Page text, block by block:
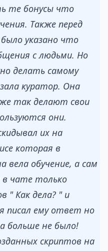
те бонусы что
Также перед
указано что
с людьми. Но
делать самому
куратор. Она
так делают свои
они.
их на
которая в
вела обучение, а сам
в чате только
" Как дела? " и
писал ему ответ но
больше не было!
скриптов на